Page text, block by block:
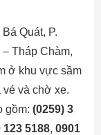
Quát, P.
Tháp Chàm,
ở khu vực sầm
vé và chờ xe.
gồm: (0259) 3
123 5188, 0901